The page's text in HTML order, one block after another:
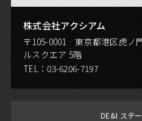
株式会社アクシアム
〒105-0001 東京都港区虎ノ
ルスクエア 5階
TEL：03-6206-7197
DE&I ステ